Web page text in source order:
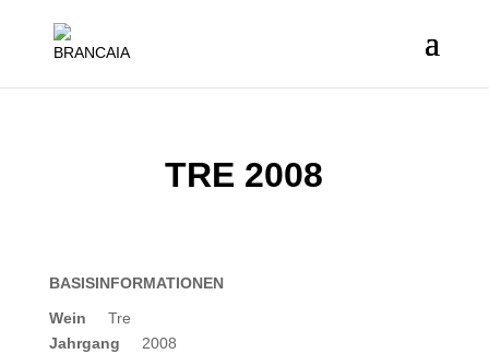
TRE 2008
BASISINFORMATIONEN
Wein
Tre
Jahrgang
2008